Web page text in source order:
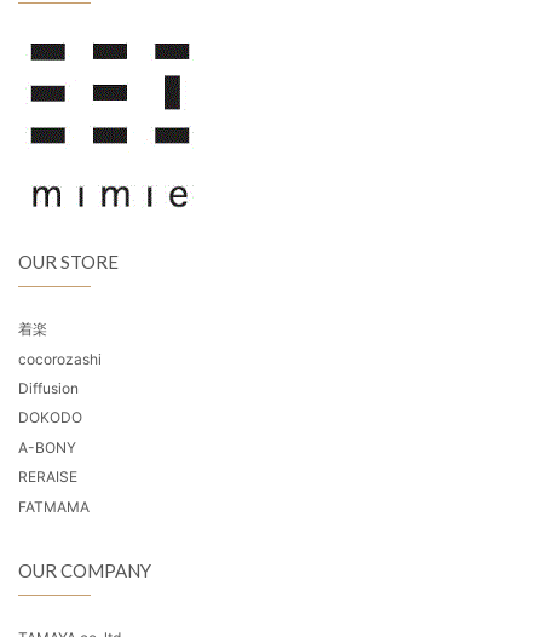
OUR STORE
着楽
cocorozashi
Diffusion
DOKODO
A-BONY
RERAISE
FATMAMA
OUR COMPANY